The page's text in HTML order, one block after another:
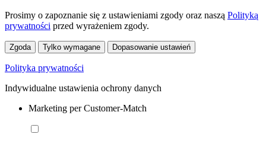
Prosimy o zapoznanie się z ustawieniami zgody oraz naszą Polityką
prywatności przed wyrażeniem zgody.
Zgoda Tylko wymagane Dopasowanie ustawień
Polityka prywatności
Indywidualne ustawienia ochrony danych
Marketing per Customer-Match